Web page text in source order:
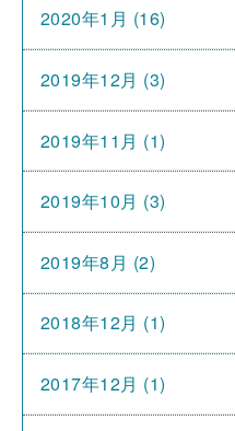
2020年1月 (16)
2019年12月 (3)
2019年11月 (1)
2019年10月 (3)
2019年8月 (2)
2018年12月 (1)
2017年12月 (1)